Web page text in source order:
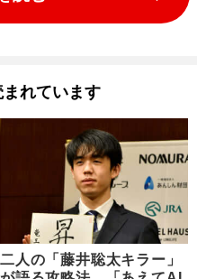
れています
二人の「藤井聡太キラー」